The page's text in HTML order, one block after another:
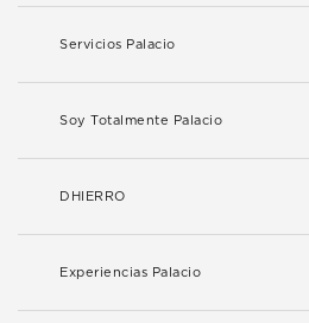
Servicios Palacio
Soy Totalmente Palacio
DHIERRO
Experiencias Palacio